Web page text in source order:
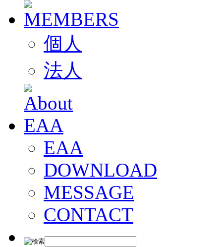
個人
法人
EAA
DOWNLOAD
MESSAGE
CONTACT